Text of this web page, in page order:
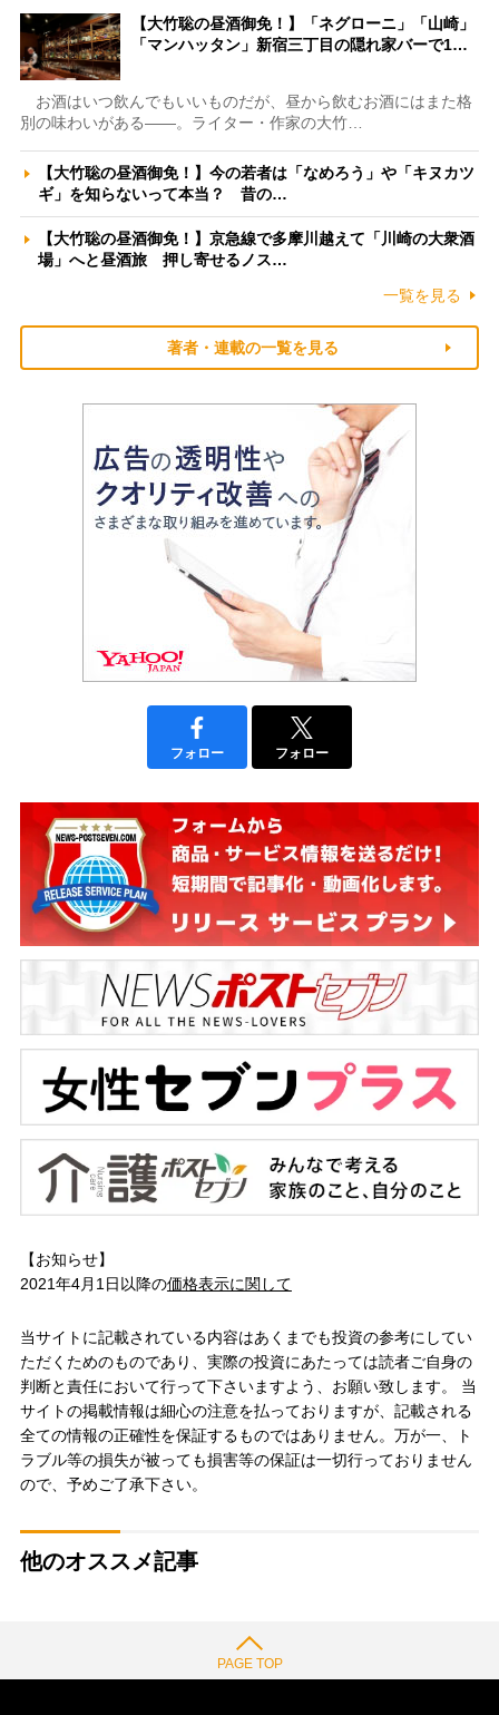
【大竹聡の昼酒御免！】「ネグローニ」「山崎」
「マンハッタン」新宿三丁目の隠れ家バーで1…
お酒はいつ飲んでもいいものだが、昼から飲むお酒にはまた格
別の味わいがある――。ライター・作家の大竹…
【大竹聡の昼酒御免！】今の若者は「なめろう」や「キヌカツ
ギ」を知らないって本当？ 昔の…
【大竹聡の昼酒御免！】京急線で多摩川越えて「川崎の大衆酒
場」へと昼酒旅 押し寄せるノス…
一覧を見る
著者・連載の一覧を見る
フォロー フォロー
【お知らせ】
2021年4月1日以降の価格表示に関して
当サイトに記載されている内容はあくまでも投資の参考にしてい
ただくためのものであり、実際の投資にあたっては読者ご自身の
判断と責任において行って下さいますよう、お願い致します。 当
サイトの掲載情報は細心の注意を払っておりますが、記載される
全ての情報の正確性を保証するものではありません。万が一、ト
ラブル等の損失が被っても損害等の保証は一切行っておりません
ので、予めご了承下さい。
他のオススメ記事
PAGE TOP